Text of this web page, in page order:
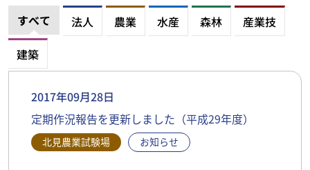
すべて 法人 農業 水産 森林
産業技
建築
2017年09月28日
定期作況報告を更新しました（平成29年度）
北見農業試験場 お知らせ